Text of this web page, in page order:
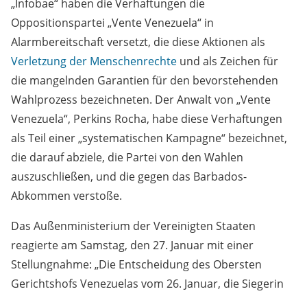
„Infobae“ haben die Verhaftungen die
Oppositionspartei „Vente Venezuela“ in
Alarmbereitschaft versetzt, die diese Aktionen als
Verletzung der Menschenrechte und als Zeichen für
die mangelnden Garantien für den bevorstehenden
Wahlprozess bezeichneten. Der Anwalt von „Vente
Venezuela“, Perkins Rocha, habe diese Verhaftungen
als Teil einer „systematischen Kampagne“ bezeichnet,
die darauf abziele, die Partei von den Wahlen
auszuschließen, und die gegen das Barbados-
Abkommen verstoße.
Das Außenministerium der Vereinigten Staaten
reagierte am Samstag, den 27. Januar mit einer
Stellungnahme: „Die Entscheidung des Obersten
Gerichtshofs Venezuelas vom 26. Januar, die Siegerin